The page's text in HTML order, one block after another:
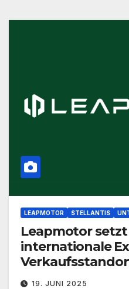
LEAPMOTOR STELLANTIS
Leapmotor
internationale
eröffnet
19. JUNI 2025